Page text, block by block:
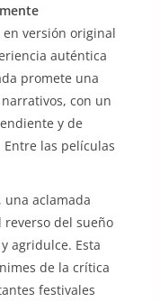
versión original
auténtica
promete una
con un
y de
las películas
una aclamada
del sueño
agridulce. Esta
de la crítica
festivales